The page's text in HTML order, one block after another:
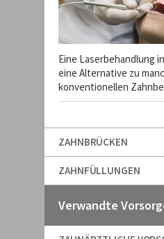
Eine Laserbehandlung
eine Alternative zu
konventionellen
ZAHNBRÜCKEN
ZAHNFÜLLUNGEN
Verwandte